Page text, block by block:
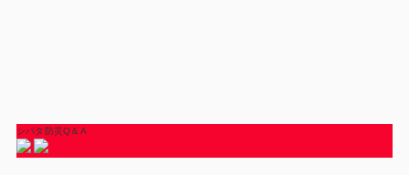
シバタ防災Q＆A